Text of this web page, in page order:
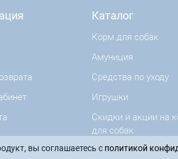
Каталог
Корм для собак
Амуниция
Средства по уходу
Игрушки
Скидки и акции на
для собак
Производители
вы соглашаетесь с политикой